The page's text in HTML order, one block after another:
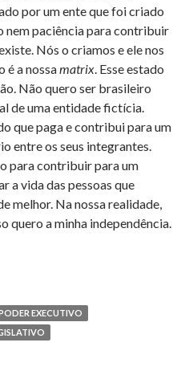
por um ente que foi criado
nem paciência para contribuir
Nós o criamos e ele nos
é a nossamatrix. Esse estado
Não quero ser brasileiro
de uma entidade fictícia.
que paga e contribui para um
entre os seus integrantes.
para contribuir para um
a vida das pessoas que
melhor. Na nossa realidade,
quero a minha independência.
EXECUTIVO